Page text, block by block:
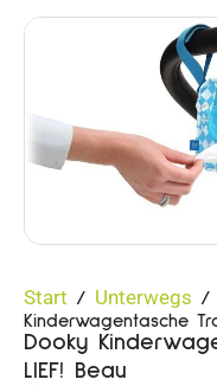
Start / Unterwegs /
Kinderwagentasche
Dooky
LIEF! Beau